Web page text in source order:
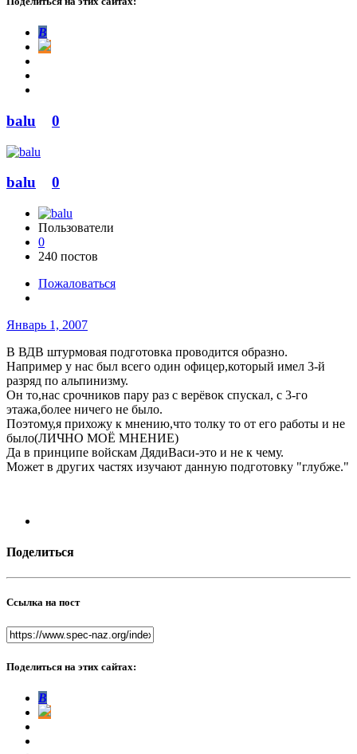
В
balu 0
balu 0
Пользователи
0
240 постов
Пожаловаться
Январь 1, 2007
В ВДВ штурмовая подготовка проводится образно.
Например у нас был всего один офицер,который имел 3-й
разряд по альпинизму.
Он то,нас срочников пару раз с верёвок спускал, с 3-го
этажа,более ничего не было.
Поэтому,я прихожу к мнению,что толку то от его работы и не
было(ЛИЧНО МОЁ МНЕНИЕ)
Да в принципе войскам ДядиВаси-это и не к чему.
Может в других частях изучают данную подготовку "глубже."
Поделиться
Ссылка на пост
Поделиться на этих сайтах:
В